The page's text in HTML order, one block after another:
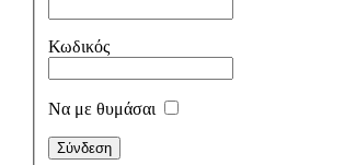
Κωδικός
Να με θυμάσαι